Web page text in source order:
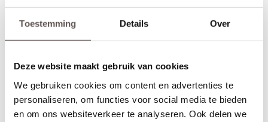
Toestemming Details Over
Deze website maakt gebruik van cookies
We gebruiken cookies om content en advertenties te
personaliseren, om functies voor social media te bieden
en om ons websiteverkeer te analyseren. Ook delen we